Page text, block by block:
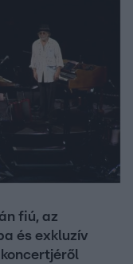
fiú, az
és exkluzív